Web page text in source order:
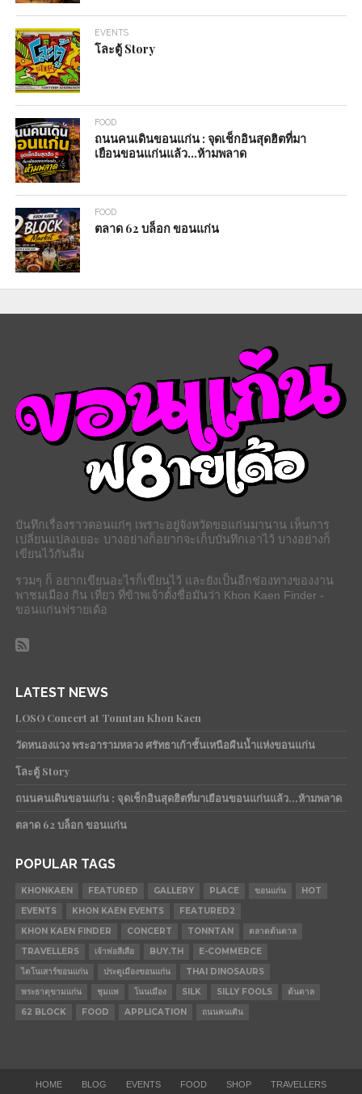
EVENTS
โละตู้ Story
FOOD
ถนนคนเดินขอนแก่น : จุดเช็กอินสุดฮิตที่มา
เยือนขอนแก่นแล้ว…ห้ามพลาด
FOOD
ตลาด 62 บล็อก ขอนแก่น
บันทึกเรื่องราวตอนแก่ๆ เพราะอยู่จังหวัดขอแก่นมานาน เห็นการ
เปลี่ยนแปลงเยอะ บางอย่างก็อยากจะเก็บบันทึกเอาไว้ บางอย่างก็
เขียนไว้กันลืม
รวมๆ ก็ อยากเขียนอะไรก็เขียนไว้ และยังเป็นอีกช่องทางของงาน
พาชมเมือง กิน เที่ยว ที่ข้าพเจ้าตั้งชื่อมันว่า Khon Kaen Finder -
ขอนแก่นฟรายเด้อ
LATEST NEWS
LOSO Concert at Tonntan Khon Kaen
วัดหนองแวง พระอารามหลวง ศรัทธาเก้าชั้นเหนือผืนน้ำแห่งขอนแก่น
โละตู้ Story
ถนนคนเดินขอนแก่น : จุดเช็กอินสุดฮิตที่มาเยือนขอนแก่นแล้ว…ห้ามพลาด
ตลาด 62 บล็อก ขอนแก่น
POPULAR TAGS
KHONKAEN FEATURED GALLERY PLACE ขอนแก่น
HOT
EVENTS
KHON KAEN EVENTS
FEATURED2
KHON KAEN FINDER
CONCERT TONNTAN
ตลาดต้นตาล
TRAVELLERS
เจ้าพ่อสีเสือ BUY.TH
E-COMMERCE
ไดโนเสาร์ขอนแก่น
ประตูเมืองขอนแก่น
THAI DINOSAURS
พระธาตุขามแก่น
ชุมแพ โนนเมือง SILK SILLY FOOLS
ต้นตาล
62 BLOCK
FOOD APPLICATION ถนนคนเดิน
HOME BLOG EVENTS FOOD SHOP TRAVELLERS